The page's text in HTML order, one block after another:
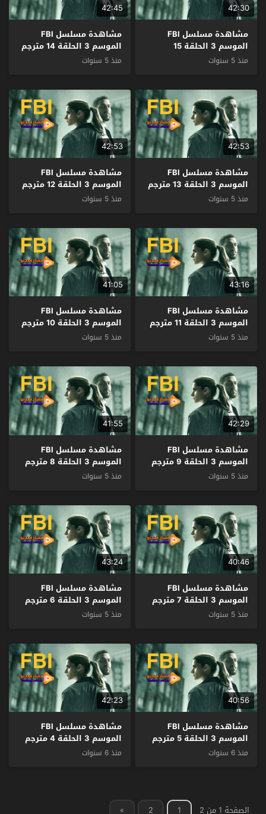
42:30
مشاهدة مسلسل FBI
الموسم 3 الحلقة 15
والاخيرة مترجم
منذ 5 سنوات
42:45
مشاهدة مسلسل FBI
الموسم 3 الحلقة 14 مترجم
منذ 5 سنوات
42:53
مشاهدة مسلسل FBI
الموسم 3 الحلقة 13 مترجم
منذ 5 سنوات
42:53
مشاهدة مسلسل FBI
الموسم 3 الحلقة 12 مترجم
منذ 5 سنوات
43:16
مشاهدة مسلسل FBI
الموسم 3 الحلقة 11 مترجم
منذ 5 سنوات
41:05
مشاهدة مسلسل FBI
الموسم 3 الحلقة 10 مترجم
منذ 5 سنوات
42:29
مشاهدة مسلسل FBI
الموسم 3 الحلقة 9 مترجم
منذ 5 سنوات
41:55
مشاهدة مسلسل FBI
الموسم 3 الحلقة 8 مترجم
منذ 5 سنوات
40:46
مشاهدة مسلسل FBI
الموسم 3 الحلقة 7 مترجم
منذ 5 سنوات
43:24
مشاهدة مسلسل FBI
الموسم 3 الحلقة 6 مترجم
منذ 5 سنوات
40:56
مشاهدة مسلسل FBI
الموسم 3 الحلقة 5 مترجم
منذ 6 سنوات
42:23
مشاهدة مسلسل FBI
الموسم 3 الحلقة 4 مترجم
منذ 6 سنوات
الصفحة 1 من 2 1
2
»